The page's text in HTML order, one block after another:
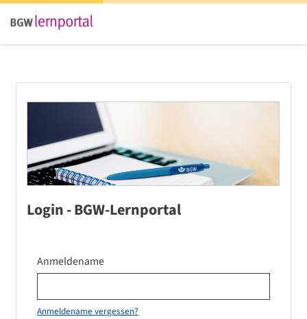
Login - BGW-Lernportal
Anmeldename
Anmeldename vergessen?